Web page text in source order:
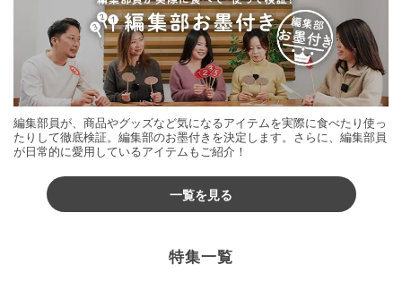
編集部員が、商品やグッズなど気になるアイテムを実際に食べたり使っ
たりして徹底検証。編集部のお墨付きを決定します。さらに、編集部員
が日常的に愛用しているアイテムもご紹介！
一覧を見る
特集一覧